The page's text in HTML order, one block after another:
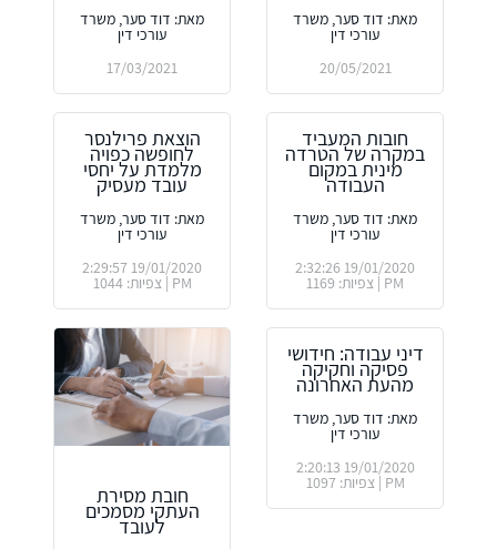
מאת: דוד סער, משרד
עורכי דין
20/05/2021
מאת: דוד סער, משרד
עורכי דין
17/03/2021
חובות המעביד
במקרה של הטרדה
מינית במקום
העבודה
מאת: דוד סער, משרד
עורכי דין
19/01/2020 2:32:26
PM | צפיות: 1169
הוצאת פרילנסר
לחופשה כפויה
מלמדת על יחסי
עובד מעסיק
מאת: דוד סער, משרד
עורכי דין
19/01/2020 2:29:57
PM | צפיות: 1044
דיני עבודה: חידושי
פסיקה וחקיקה
מהעת האחרונה
מאת: דוד סער, משרד
עורכי דין
19/01/2020 2:20:13
PM | צפיות: 1097 חובת מסירת
העתקי מסמכים
לעובד